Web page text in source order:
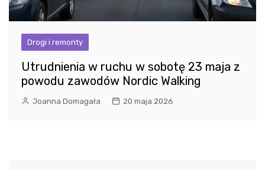
Drogi i remonty
Utrudnienia w ruchu w sobotę 23 maja z
powodu zawodów Nordic Walking
Joanna Domagała 20 maja 2026